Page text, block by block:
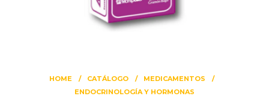
HOME CATÁLOGO
MEDICAMENTOS
ENDOCRINOLOGÍA Y HORMONAS